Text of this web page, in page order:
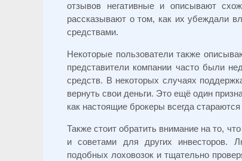
отзывов негативные и описывают
рассказывают о том, как их убеждали
средствами.
Некоторые пользователи также
представители компании часто были
средств. В некоторых случаях
вернуть свои деньги. Это ещё один
как настоящие брокеры всегда
Также стоит обратить внимание на то,
и советами для других инвесторов.
подобных лоховозок и тщательно